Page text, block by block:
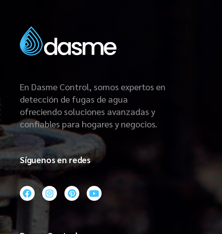
En Dasme Control, somos expertos en
detección de fugas de agua
ofreciendo soluciones avanzadas y
confiables para hogares y negocios.
Síguenos en redes